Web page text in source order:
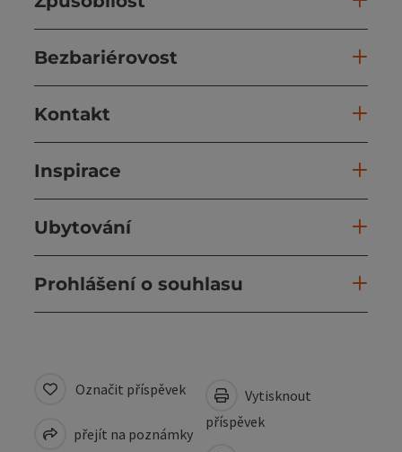
Bezbariérovost
Kontakt
Inspirace
Ubytování
Prohlášení o souhlasu
Označit příspěvek
přejít na poznámky
Vytisknout
příspěvek